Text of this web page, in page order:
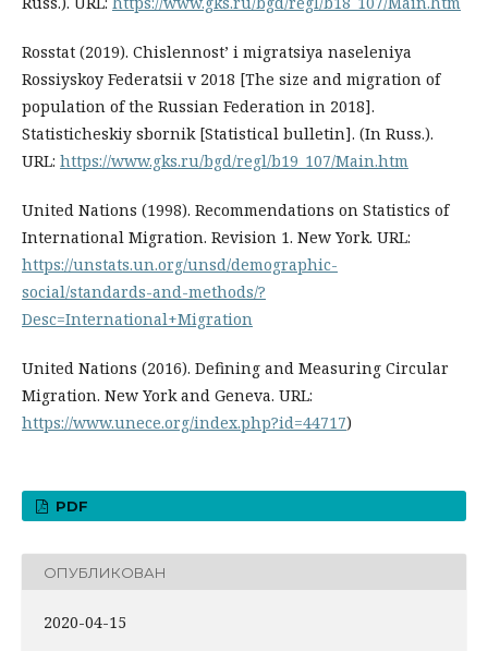
Rosstat (2019). Chislennost’ i migratsiya naseleniya
Rossiyskoy Federatsii v 2018 [The size and migration of
population of the Russian Federation in 2018].
Statisticheskiy sbornik [Statistical bulletin]. (In Russ.).
URL: https://www.gks.ru/bgd/regl/b19_107/Main.htm
United Nations (1998). Recommendations on Statistics of
International Migration. Revision 1. New York. URL:
https://unstats.un.org/unsd/demographic-
social/standards-and-methods/?
Desc=International+Migration
United Nations (2016). Defining and Measuring Circular
Migration. New York and Geneva. URL:
https://www.unece.org/index.php?id=44717)
PDF
ОПУБЛИКОВАН
2020-04-15